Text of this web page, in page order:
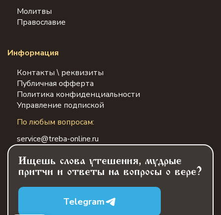
Молитвы
Православие
Информация
Контакты \ реквизиты
Публичная офферта
Политика конфиденциальности
Управление подпиской
По любым вопросам:
service@treba-online.ru
Ищешь слова утешения, мудрые
притчи и ответы на вопросы о вере?
Telegram